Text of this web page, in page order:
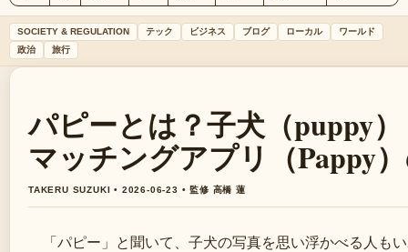
SOCIETY & REGULATION テック ビジネス ブログ ローカル
ワールド
政治
旅行
パピーとは？子犬（puppy
マッチングアプリ（Pappy
TAKERU SUZUKI • 2026-06-23 • 監修 高橋 蓮
「パピー」と聞いて、子犬の写真を思い浮かべる人も